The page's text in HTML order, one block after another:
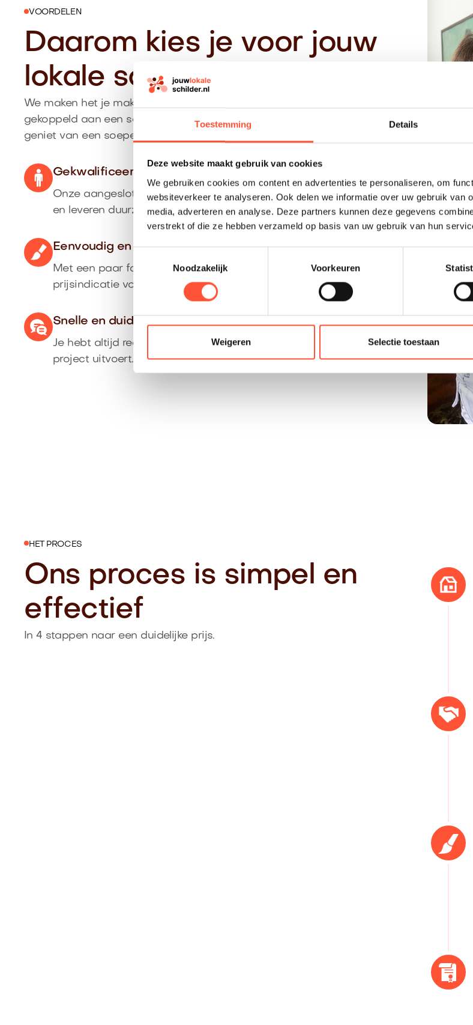
Toestemming Details
Deze website maakt gebruik van cookies
We gebruiken cookies om content en advertenties te personaliseren, om
websiteverkeer te analyseren. Ook delen we informatie over uw gebruik van
media, adverteren en analyse. Deze partners kunnen deze gegevens
verstrekt of die ze hebben verzameld op basis van uw gebruik van hun
Noodzakelijk
Voorkeuren
Weigeren Selectie toestaan
VOORDELEN
Daarom kies je voor jouw
lokale schilder in Breda
We maken het je makkelijk: je krijgt een duidelijke prijsindicatie, wordt
gekoppeld aan een schilder uit Breda die past bij jouw wensen en
geniet van een soepel proces van aanvraag tot oplevering.
Gekwalificeerde vakschilder uit Breda
Onze aangesloten schilders komen uit de regio, werken netjes
en leveren duurzaam schilderwerk af.
Eenvoudig en nauwkeurig
Met een paar foto’s ontvang je direct een betrouwbare
prijsindicatie voor jouw klus.
Snelle en duidelijke communicatie
Je hebt altijd rechtstreeks contact met de schilder die jouw
project uitvoert.
HET PROCES
Ons proces is simpel en
effectief
In 4 stappen naar een duidelijke prijs.